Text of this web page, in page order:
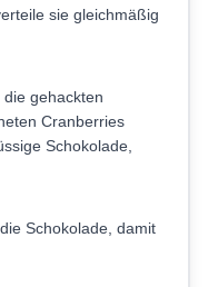
sie gleichmäßig
gehackten
Cranberries
Schokolade,
Schokolade, damit